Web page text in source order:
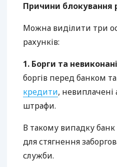
Причини блокування
Можна виділити три
рахунків:
1. Борги та
боргів перед банком
кредити,
штрафи.
В такому випадку
для стягнення
служби.